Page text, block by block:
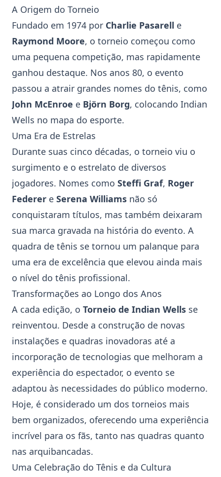
A Origem do Torneio
Fundado em 1974 por Charlie Pasarell e
Raymond Moore, o torneio começou como
uma pequena competição, mas rapidamente
ganhou destaque. Nos anos 80, o evento
passou a atrair grandes nomes do tênis, como
John McEnroe e Björn Borg, colocando Indian
Wells no mapa do esporte.
Uma Era de Estrelas
Durante suas cinco décadas, o torneio viu o
surgimento e o estrelato de diversos
jogadores. Nomes como Steffi Graf, Roger
Federer e Serena Williams não só
conquistaram títulos, mas também deixaram
sua marca gravada na história do evento. A
quadra de tênis se tornou um palanque para
uma era de excelência que elevou ainda mais
o nível do tênis profissional.
Transformações ao Longo dos Anos
A cada edição, o Torneio de Indian Wells se
reinventou. Desde a construção de novas
instalações e quadras inovadoras até a
incorporação de tecnologias que melhoram a
experiência do espectador, o evento se
adaptou às necessidades do público moderno.
Hoje, é considerado um dos torneios mais
bem organizados, oferecendo uma experiência
incrível para os fãs, tanto nas quadras quanto
nas arquibancadas.
Uma Celebração do Tênis e da Cultura